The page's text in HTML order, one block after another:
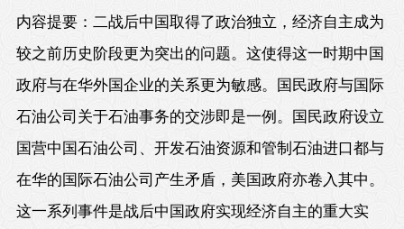
内容提要：二战后中国取得了政治独立，经济自主成为
较之前历史阶段更为突出的问题。这使得这一时期中国
政府与在华外国企业的关系更为敏感。国民政府与国际
石油公司关于石油事务的交涉即是一例。国民政府设立
国营中国石油公司、开发石油资源和管制石油进口都与
在华的国际石油公司产生矛盾，美国政府亦卷入其中。
这一系列事件是战后中国政府实现经济自主的重大实